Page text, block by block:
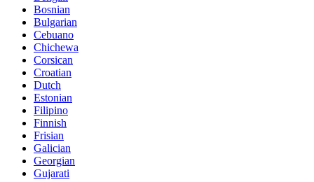
Bosnian
Bulgarian
Cebuano
Chichewa
Corsican
Croatian
Dutch
Estonian
Filipino
Finnish
Frisian
Galician
Georgian
Gujarati